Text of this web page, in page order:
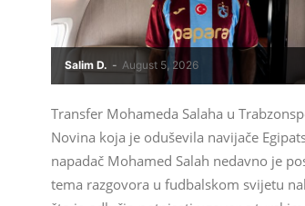
Salim D. - August 5, 2026
Transfer Mohameda Salaha u
Novina koja je oduševila navijače
napadač Mohamed Salah nedavno je
tema razgovora u fudbalskom svijetu